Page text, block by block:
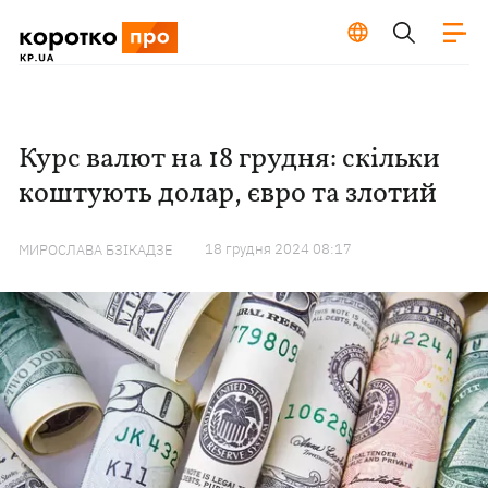
Курс валют на 18 грудня: скільки
коштують долар, євро та злотий
МИРОСЛАВА БЗІКАДЗЕ 18 грудня 2024 08:17